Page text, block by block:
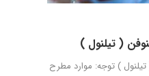
( تیلنول )
) توجه: موارد مطرح